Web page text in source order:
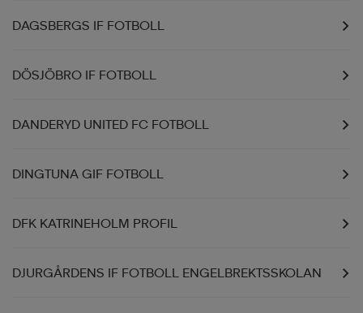
DAGSBERGS IF FOTBOLL
DÖSJÖBRO IF FOTBOLL
DANDERYD UNITED FC FOTBOLL
DINGTUNA GIF FOTBOLL
DFK KATRINEHOLM PROFIL
DJURGÅRDENS IF FOTBOLL ENGELBREKTSSKOLAN